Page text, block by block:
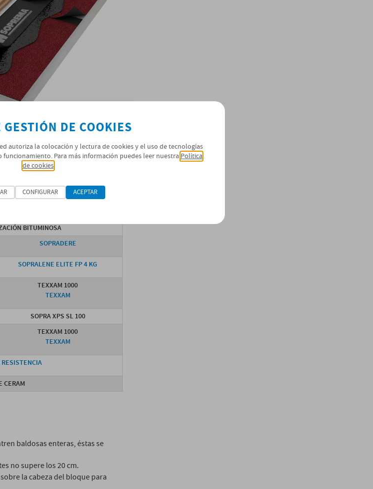
RE-01-03_LAM.1
BITUMINOSA
SOPRADERE
SOPRALENE ELITE FP 4 KG
TEXXAM 1000
TEXXAM
SOPRA XPS SL 100
TEXXAM 1000
TEXXAM
RESISTENCIA
CERAM
baldosas enteras, éstas se
no supere los 20 cm.
la cabeza del bloque para
GESTIÓN DE COOKIES
autoriza la colocación y lectura de cookies y el uso de tecnologías
funcionamiento. Para más información puedes leer nuestra Política
de cookies
CONFIGURAR ACEPTAR